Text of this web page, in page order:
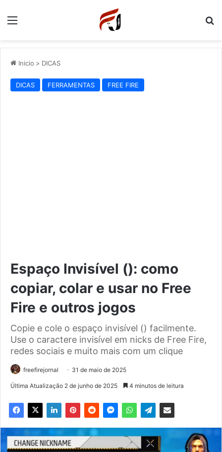
Menu
Inicio > DICAS
DICAS FERRAMENTAS FREE FIRE
Espaço Invisível (ㅤ): como
copiar, colar e usar no Free
Fire e outros jogos
Copie e cole o espaço invisível (ㅤ) facilmente.
Use o caractere invisível em nicks de Free Fire,
redes sociais e muito mais com um clique
freefirejornal 31 de maio de 2025
Última Atualização 2 de junho de 2025 4 minutos de leitura